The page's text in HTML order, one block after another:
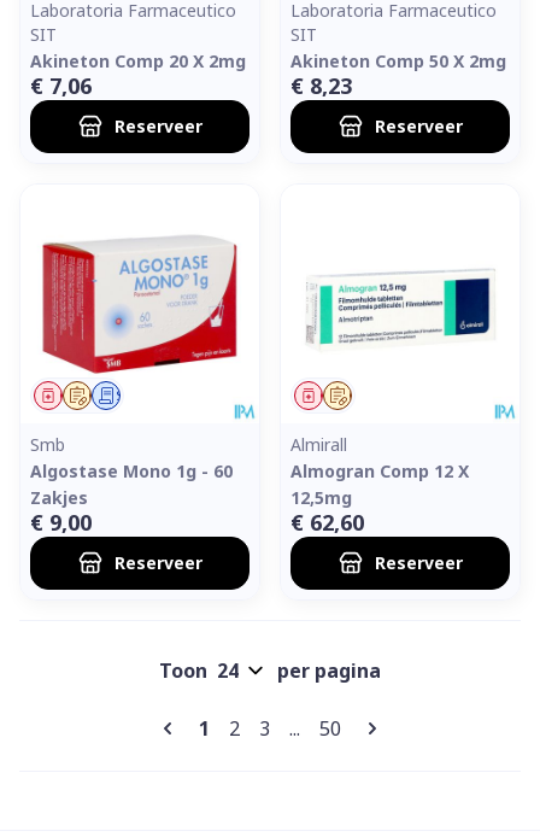
Laboratoria Farmaceutico
SIT
Akineton Comp 20 X 2mg
€ 7,06
Reserveer
Laboratoria Farmaceutico
SIT
Akineton Comp 50 X 2mg
€ 8,23
Reserveer
Op voorschrift
GeneesmiddelSchriftelijke aanvraag
Smb
Algostase Mono 1g - 60
Zakjes
€ 9,00
Reserveer
Op voorschrift
Geneesmiddel
Almirall
Almogran Comp 12 X
12,5mg
€ 62,60
Reserveer
Pagina's
U lees momenteel pagina
1 Pagina
2 Pagina
3 ... Pagina
50
Toon per pagina